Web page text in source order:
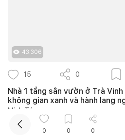
43.306
15 0
Nhà 1 tầng sân vườn ở Trà
không gian xanh và hành lang
Minh Tú
0 0 0